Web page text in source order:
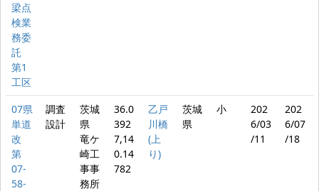
梁点
検業
務委
託
第1
工区
07県
単道
改
第
07-
58-
調査
設計
茨城
県
竜ケ
崎工
事事
務所
36.0
392
7,14
0.14
782
乙戸
川橋
(上
り)
茨城
県
小
202
6/03
/11
202
6/07
/18